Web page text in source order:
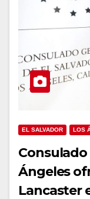
EL SALVADOR LOS
Ángeles
Lancaster